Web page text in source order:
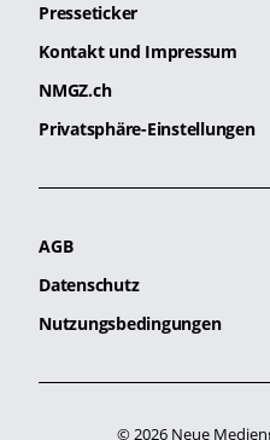
Presseticker
Kontakt und Impressum
NMGZ.ch
Privatsphäre-Einstellungen
AGB
Datenschutz
Nutzungsbedingungen
© 2026 Neue